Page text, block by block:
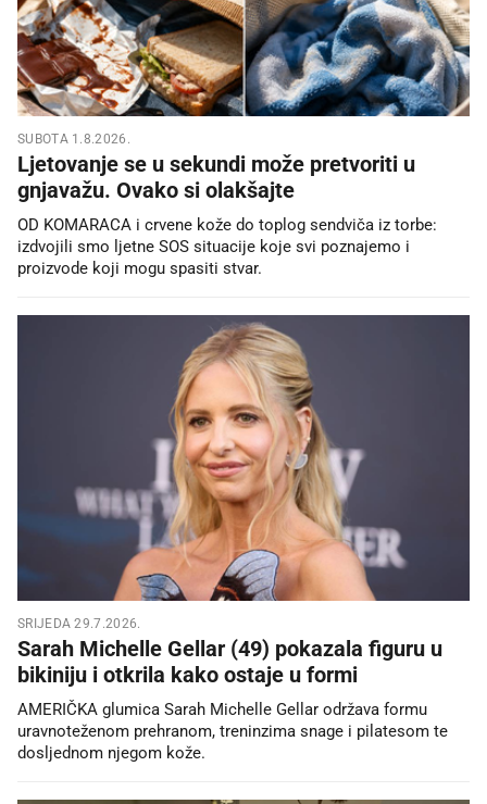
SUBOTA 1.8.2026.
Ljetovanje se u sekundi može pretvoriti u
gnjavažu. Ovako si olakšajte
OD KOMARACA i crvene kože do toplog sendviča iz torbe:
izdvojili smo ljetne SOS situacije koje svi poznajemo i
proizvode koji mogu spasiti stvar.
SRIJEDA 29.7.2026.
Sarah Michelle Gellar (49) pokazala figuru u
bikiniju i otkrila kako ostaje u formi
AMERIČKA glumica Sarah Michelle Gellar održava formu
uravnoteženom prehranom, treninzima snage i pilatesom te
dosljednom njegom kože.